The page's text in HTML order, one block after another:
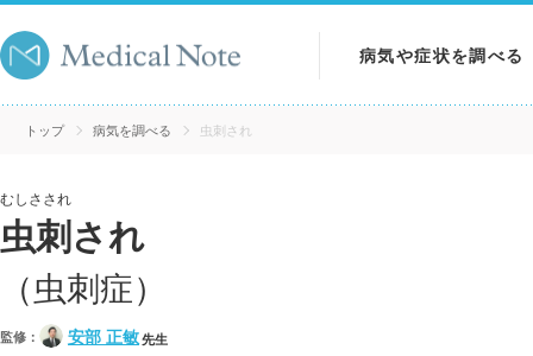
病気や症状を調べる
病気を調べる
トップ 病気を調べる 虫刺され
むしさされ
虫刺され
（虫刺症）
監修： 安部 正敏先生